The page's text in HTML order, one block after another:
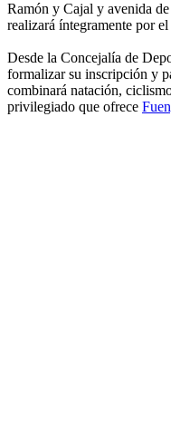
Ramón y Cajal y avenida
realizará íntegramente por
Desde la Concejalía de
formalizar su inscripción y
combinará natación,
privilegiado que ofrece